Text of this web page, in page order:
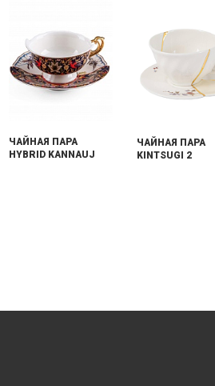
ЧАЙНАЯ ПАРА
HYBRID KANNAUJ
ЧАЙНАЯ ПАРА
KINTSUGI 2